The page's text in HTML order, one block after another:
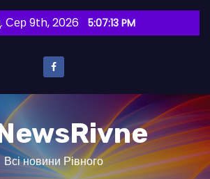
Сер 9th, 2026 5:07:14 PM
Всі новини Рівного